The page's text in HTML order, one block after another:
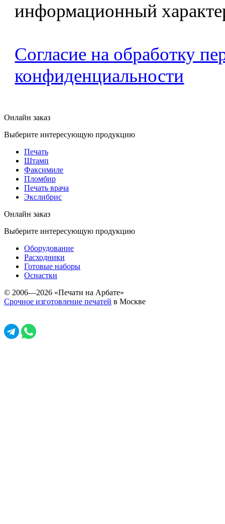
информационный
Согласие на обработку
конфиденциальности
Онлайн заказ
Выберите интересующую продукцию
Печать
Штамп
Факсимиле
Пломбир
Печать врача
Экслибрис
Онлайн заказ
Выберите интересующую продукцию
Оборудование
Расходники
Готовые наборы
Оснастки
© 2006—2026 «Печати на Арбате»
Срочное изготовление печатей в Москве